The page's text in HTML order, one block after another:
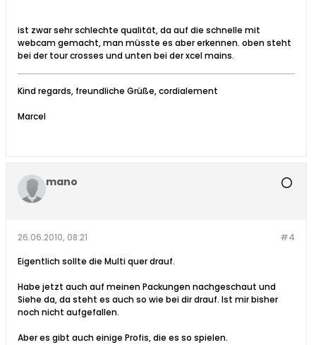
ist zwar sehr schlechte qualität, da auf die schnelle mit
webcam gemacht, man müsste es aber erkennen. oben steht
bei der tour crosses und unten bei der xcel mains.
Kind regards, freundliche Grüße, cordialement
Marcel
mano
#4
26.06.2010, 08:21
Eigentlich sollte die Multi quer drauf.
Habe jetzt auch auf meinen Packungen nachgeschaut und
Siehe da, da steht es auch so wie bei dir drauf. Ist mir bisher
noch nicht aufgefallen.
Aber es gibt auch einige Profis, die es so spielen.